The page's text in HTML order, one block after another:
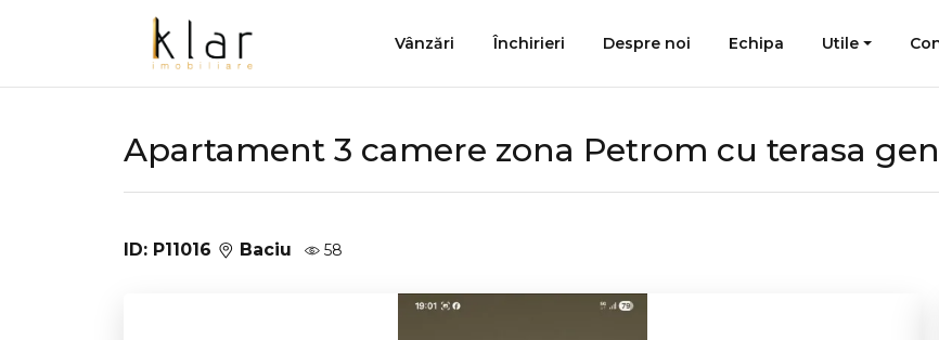
Vânzări Închirieri Despre noi Echipa Utile
Apartament 3 camere zona Petrom cu terasa
ID: P11016 Baciu 58